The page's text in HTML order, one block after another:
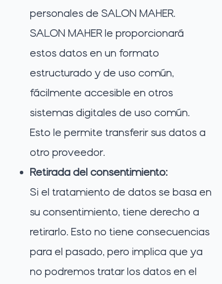
personales de SALON MAHER.
SALON MAHER le proporcionará
estos datos en un formato
estructurado y de uso común,
fácilmente accesible en otros
sistemas digitales de uso común.
Esto le permite transferir sus datos a
otro proveedor.
Retirada del consentimiento:
Si el tratamiento de datos se basa en
su consentimiento, tiene derecho a
retirarlo. Esto no tiene consecuencias
para el pasado, pero implica que ya
no podremos tratar los datos en el